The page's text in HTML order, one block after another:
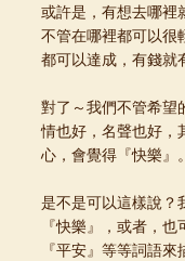
或許是，有想去哪裡
不管在哪裡都可以很
都可以達成，有錢就
對了～我們不管希望
情也好，名聲也好，
心，會覺得『快樂』。
是不是可以這樣說？
『快樂』，或者，
『平安』等等詞語來